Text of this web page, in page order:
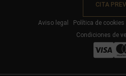
CITA
Aviso legal Política de cookies
Condiciones de